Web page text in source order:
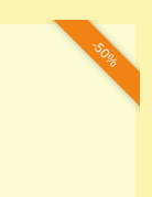
-50%